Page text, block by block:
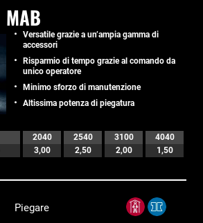
MAB
Versatile grazie a un’ampia gamma di
accessori
Risparmio di tempo grazie al comando da
unico operatore
Minimo sforzo di manutenzione
Altissima potenza di piegatura
2040 2540 3100
4040
3,00 2,50 2,00 1,50
Piegare